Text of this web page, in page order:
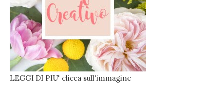
LEGGI DI PIU' clicca sull'immagine